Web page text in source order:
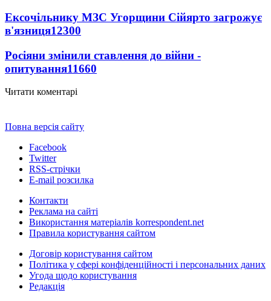
Ексочільнику МЗС Угорщини Сійярто загрожує
в'язниця12300
Росіяни змінили ставлення до війни -
опитування11660
Читати коментарі
Повна версія сайту
Facebook
Twitter
RSS-стрічки
E-mail розсилка
Контакти
Реклама на сайті
Використання матеріалів korrespondent.net
Правила користування сайтом
Договір користування сайтом
Політика у сфері конфіденційності і персональних даних
Угода щодо користування
Редакція